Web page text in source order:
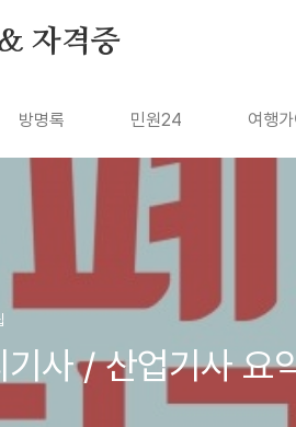
자격증
방명록 민원24 여행
기사 / 산업기사